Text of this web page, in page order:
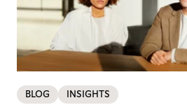
BLOG INSIGHTS